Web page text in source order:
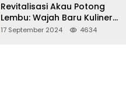
Kebersamaan dalam Agama
Buddha
Revitalisasi Akau Potong
Lembu: Wajah Baru Kuliner
Legendaris Tanjungpinang
17 September 2024 4634